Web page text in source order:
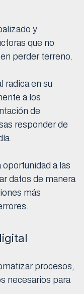
y
que no
perder terreno.
radica en su
a los
de
responder de
oportunidad a las
datos de manera
más
procesos,
necesarios para